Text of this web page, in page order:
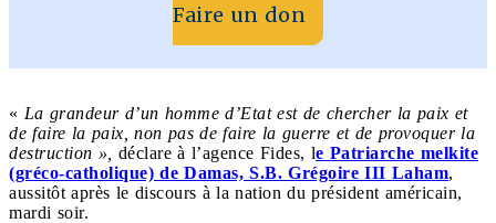
Faire un don
« La grandeur d’un homme d’Etat est de chercher la paix et
de faire la paix, non pas de faire la guerre et de provoquer la
destruction », déclare à l’agence Fides, le Patriarche melkite
(gréco-catholique) de Damas, S.B. Grégoire III Laham,
aussitôt après le discours à la nation du président américain,
mardi soir.